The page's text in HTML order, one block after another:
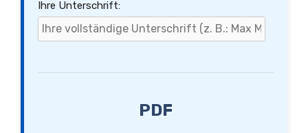
Ihre Unterschrift:
PDF